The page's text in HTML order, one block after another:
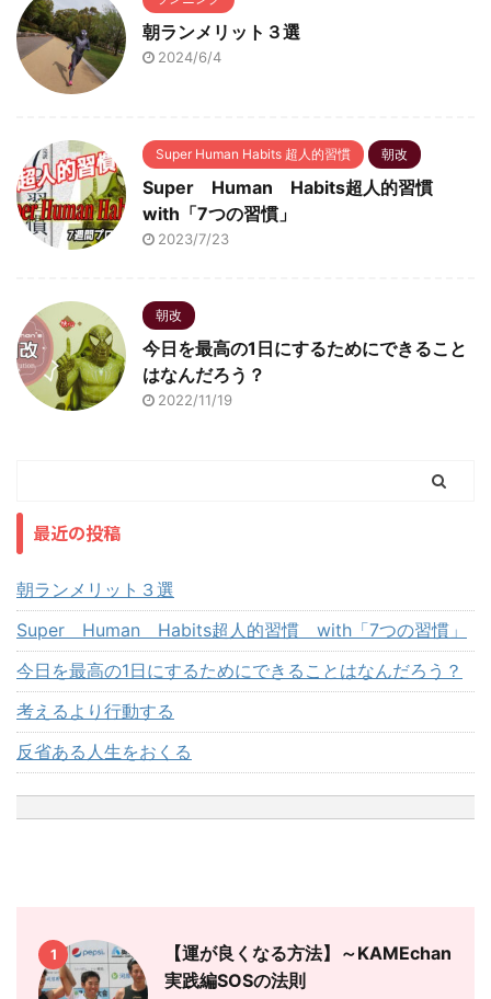
朝ランメリット３選
2024/6/4
Super Human Habits 超人的習慣 朝改
Super Human Habits超人的習慣
with「7つの習慣」
2023/7/23
朝改
今日を最高の1日にするためにできること
はなんだろう？
2022/11/19
最近の投稿
朝ランメリット３選
Super Human Habits超人的習慣 with「7つの習慣」
今日を最高の1日にするためにできることはなんだろう？
考えるより行動する
反省ある人生をおくる
1
【運が良くなる方法】～KAMEchan
実践編SOSの法則